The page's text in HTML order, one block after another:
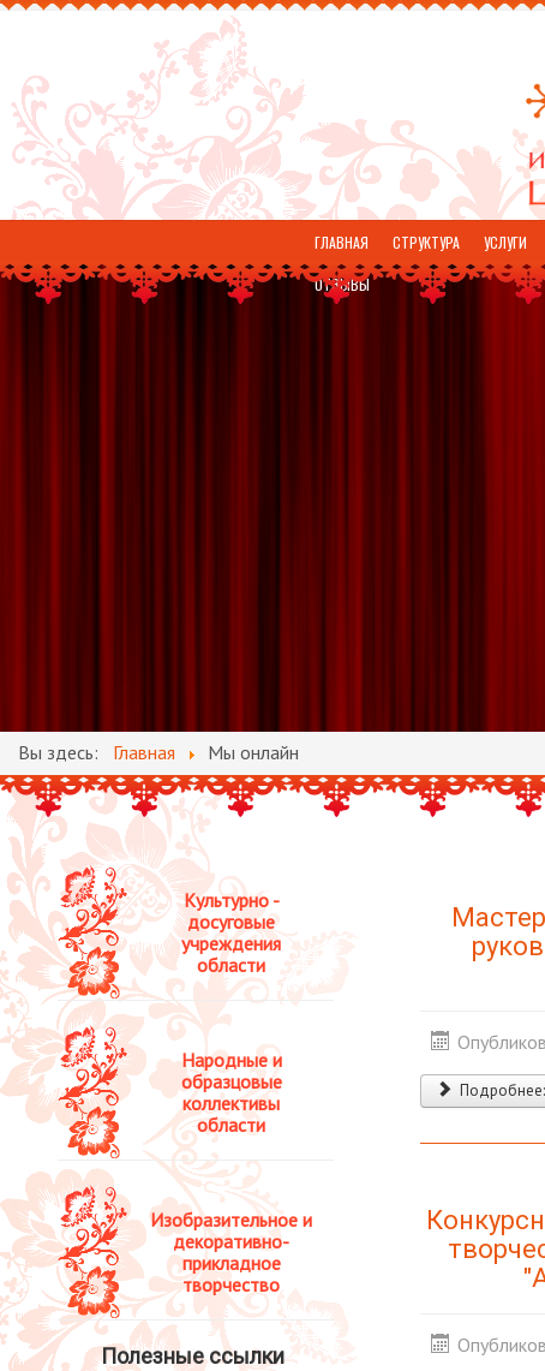
ГЛАВНАЯ СТРУКТУРА УСЛУГИ
ОТЗЫВЫ
Вы здесь: Главная Мы онлайн
Культурно -
досуговые
учреждения
области
Народные и
образцовые
коллективы
области
Изобразительное и
декоративно-
прикладное
творчество
Полезные ссылки